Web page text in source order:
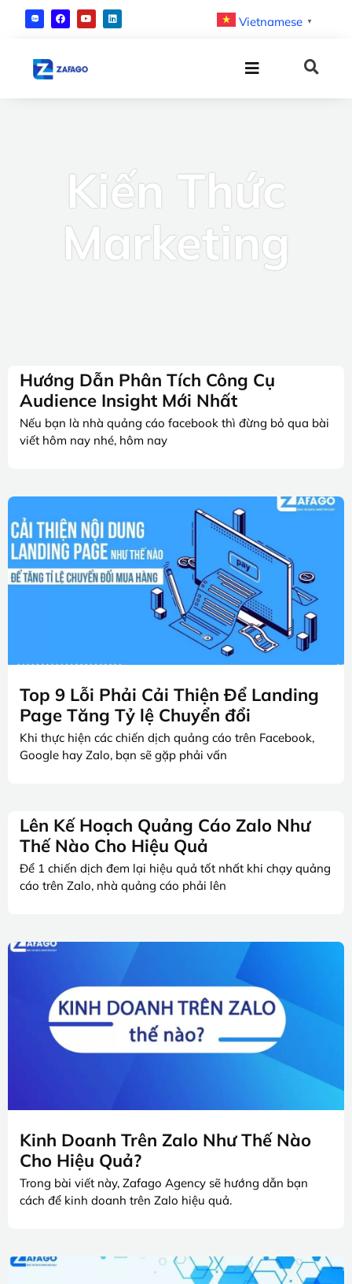
Vietnamese ▼
Kiến Thức
Marketing
Hướng Dẫn Phân Tích Công Cụ
Audience Insight Mới Nhất
Nếu bạn là nhà quảng cáo facebook thì đừng bỏ qua bài
viết hôm nay nhé, hôm nay
Top 9 Lỗi Phải Cải Thiện Để Landing
Page Tăng Tỷ lệ Chuyển đổi
Khi thực hiện các chiến dịch quảng cáo trên Facebook,
Google hay Zalo, bạn sẽ gặp phải vấn
Lên Kế Hoạch Quảng Cáo Zalo Như
Thế Nào Cho Hiệu Quả
Để 1 chiến dịch đem lại hiệu quả tốt nhất khi chạy quảng
cáo trên Zalo, nhà quảng cáo phải lên
Kinh Doanh Trên Zalo Như Thế Nào
Cho Hiệu Quả?
Trong bài viết này, Zafago Agency sẽ hướng dẫn bạn
cách để kinh doanh trên Zalo hiệu quả.